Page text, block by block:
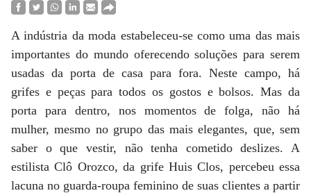
A indústria da moda estabeleceu-se como uma das mais
importantes do mundo oferecendo soluções para serem
usadas da porta de casa para fora. Neste campo, há
grifes e peças para todos os gostos e bolsos. Mas da
porta para dentro, nos momentos de folga, não há
mulher, mesmo no grupo das mais elegantes, que, sem
saber o que vestir, não tenha cometido deslizes. A
estilista Clô Orozco, da grife Huis Clos, percebeu essa
lacuna no guarda-roupa feminino de suas clientes a partir